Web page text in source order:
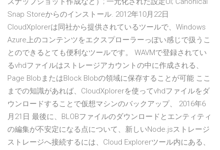
Snap Storeからのインストール. 2012年10月22日
CloudXplorerは同社から提供されているツールで、Windows
Azure上のコンテンツをエクスプローラーっぽい感じで扱うこ
とのできるとても便利なツールです。 WAVMで登録されてい
るvhdファイルはストレージアカウントの中に作成される、
Page BlobまたはBlock Blobの領域に保存することが可能 ここ
までの知識があれば、CloudXplorerを使ってvhdファイルをダ
ウンロードすることで仮想マシンのバックアップ、 2016年6
月21日 最後に、BLOBファイルのダウンロードとエンティティ
の編集が不安定になる点について、新しいNode.jsストレージ
ストレージへ接続するには、Cloud Explorerツール内にある、